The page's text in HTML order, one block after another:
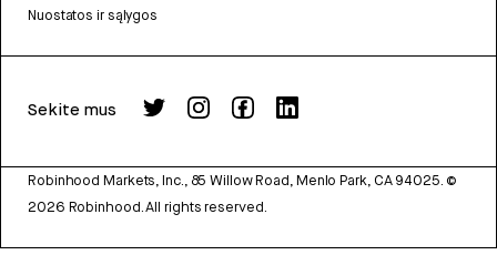
Nuostatos ir sąlygos
Sekite mus
Robinhood Markets, Inc., 85 Willow Road, Menlo Park, CA 94025. ©
2026 Robinhood. All rights reserved.